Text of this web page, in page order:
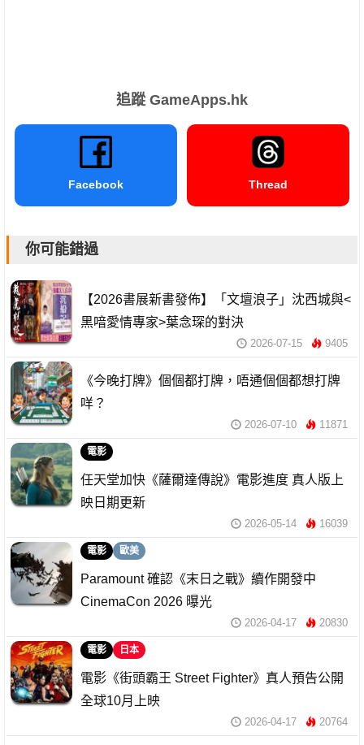
追蹤 GameApps.hk
Facebook Thread
你可能錯過
【2026書展新書發佈】「文壇浪子」沈西城與<
黑喑愛情專家>葉念琛的對決
2026-07-15 9405
《今晚打牌》個個都打牌，唔通個個都想打牌
咩？
2026-07-10 11871
電影
任天堂加快《薩爾達傳說》電影進度 真人版上
映日期更新
2026-05-14 16039
電影 歐美
Paramount 確認《末日之戰》續作開發中
CinemaCon 2026 曝光
2026-04-17 20830
電影 日本
電影《街頭霸王 Street Fighter》真人預告公開
全球10月上映
2026-04-17 20764